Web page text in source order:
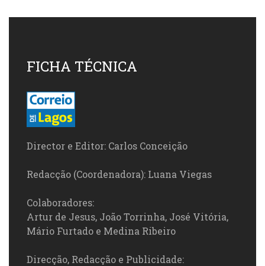
FICHA TÉCNICA
Director e Editor: Carlos Conceição
Redacção (Coordenadora): Luana Viegas
Colaboradores:
Artur de Jesus, João Torrinha, José Vitória,
Mário Furtado e Medina Ribeiro
Direcção, Redacção e Publicidade: